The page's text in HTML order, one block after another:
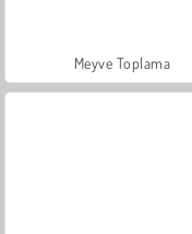
Meyve Toplama